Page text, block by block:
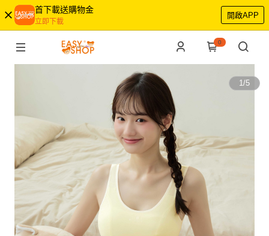
首下載送購物金
立即下載
開啟APP
0
1/5